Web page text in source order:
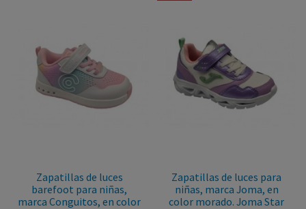
Zapatillas de luces
barefoot para niñas,
marca Conguitos, en color
Zapatillas de luces para
niñas, marca Joma, en
color morado. Joma Star